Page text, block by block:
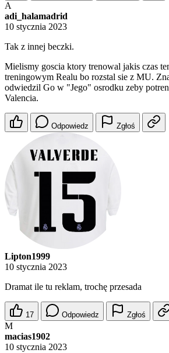
A
adi_halamadrid
10 stycznia 2023
Tak z innej beczki.
Mielismy goscia ktory trenowal jakis czas
treningowym Realu bo rozstal sie z MU.
odwiedzil Go w "Jego" osrodku zeby
Valencia.
Odpowiedz Zgłoś
Lipton1999
10 stycznia 2023
Dramat ile tu reklam, trochę przesada
17 Odpowiedz Zgłoś
M
macias1902
10 stycznia 2023